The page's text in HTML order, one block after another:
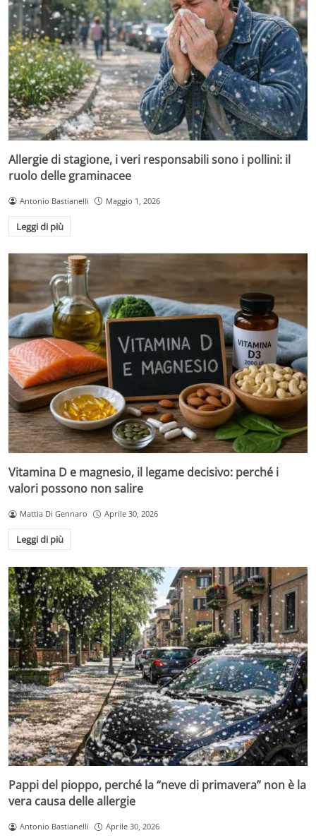
Allergie di stagione, i veri responsabili sono i pollini: il
ruolo delle graminacee
Antonio Bastianelli Maggio 1, 2026
Leggi di più
Vitamina D e magnesio, il legame decisivo: perché i
valori possono non salire
Mattia Di Gennaro Aprile 30, 2026
Leggi di più
Pappi del pioppo, perché la “neve di primavera” non è la
vera causa delle allergie
Antonio Bastianelli Aprile 30, 2026